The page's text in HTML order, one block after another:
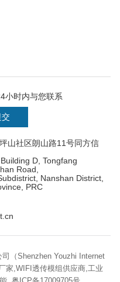
小时内与您联系
山社区朗山路11号同方信
D, Tongfang
Road,
Nanshan District,
PRC
（Shenzhen Youzhi Internet
家,WIFI透传模组供应商,工业